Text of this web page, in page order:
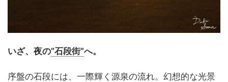
いざ、夜の”石段街”へ。
序盤の石段には、一際輝く源泉の流れ。幻想的な光景